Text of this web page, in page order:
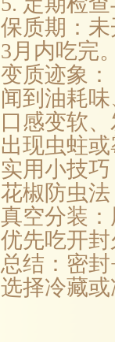
保质期：
3月内吃完
变质迹象：
闻到油耗
口感变软
出现虫蛀
实用小技巧
花椒防虫
真空分装
优先吃开
总结：密
选择冷藏